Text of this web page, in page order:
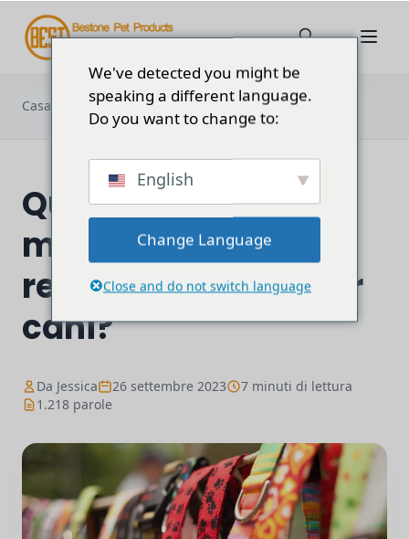
Casa Blog
Qual è il materiale migliore per
realizzare...
Qual è il materiale
migliore per
realizzare collari per
cani?
Da Jessica 26 settembre 2023
7 minuti di lettura
1.218 parole
We've detected you might be
speaking a different language.
Do you want to change to:
English
Change Language
Close and do not switch language